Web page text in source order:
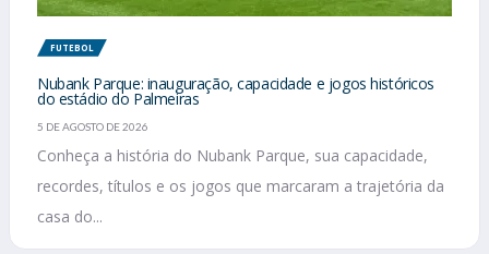
FUTEBOL
Nubank Parque: inauguração, capacidade e jogos históricos
do estádio do Palmeiras
5 DE AGOSTO DE 2026
Conheça a história do Nubank Parque, sua capacidade,
recordes, títulos e os jogos que marcaram a trajetória da
casa do...